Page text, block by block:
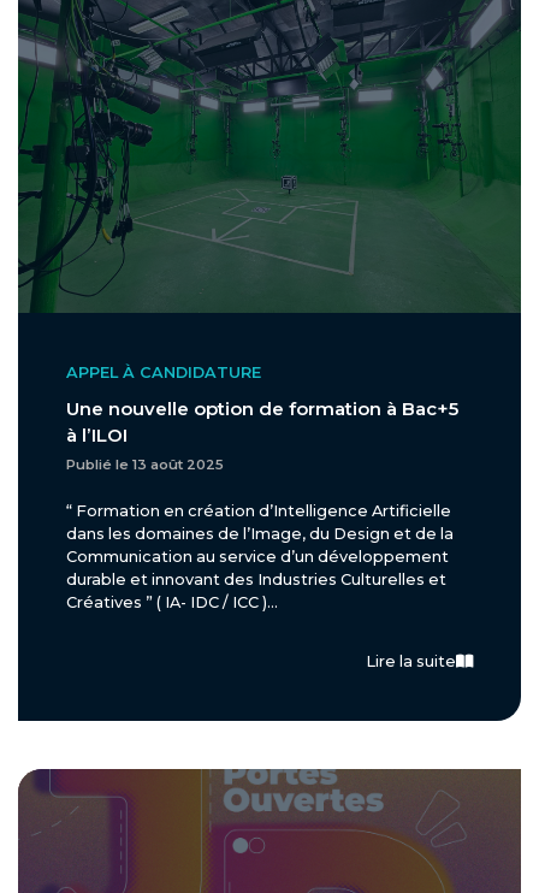
APPEL À CANDIDATURE
Une nouvelle option de formation à Bac+5
à l’ILOI
Publié le 13 août 2025
“ Formation en création d’Intelligence Artificielle
dans les domaines de l’Image, du Design et de la
Communication au service d’un développement
durable et innovant des Industries Culturelles et
Créatives ” ( IA- IDC / ICC )...
Lire la suite